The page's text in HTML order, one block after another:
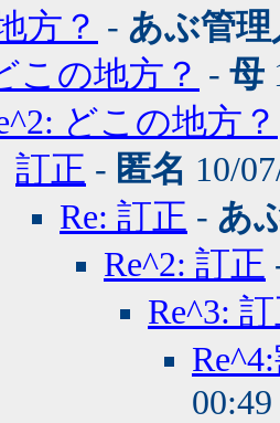
方？ - あぶ管理
この地方？ - 母
どこの地方？
訂正 - 匿名 10/
Re: 訂正 - あ
Re^2: 訂正
Re^3:
00:49